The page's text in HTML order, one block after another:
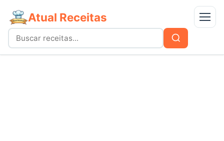
Atual Receitas Menu
Buscar
por:
Buscar